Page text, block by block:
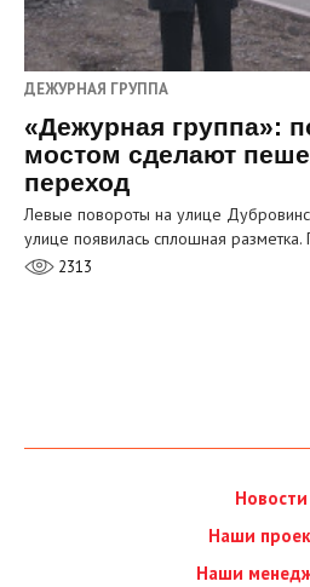
ДЕЖУРНАЯ ГРУППА
«Дежурная группа»:
мостом сделают
переход
Левые повороты на улице
улице появилась сплошная
2313
Новости
Наши
Наши